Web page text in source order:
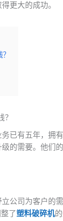
更大的成功。
已有五年，拥
的需要。他们
立公司为客户
了塑料破碎机